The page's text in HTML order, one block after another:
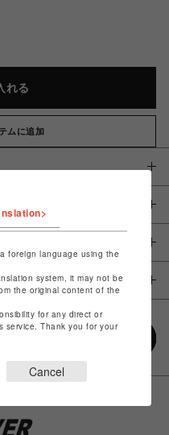
れる
ムに追加
foreign language using the
system, it may not be
the original content of the
for any direct or
service. Thank you for your
Cancel